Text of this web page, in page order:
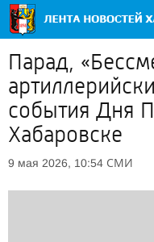
Парад,
события Дня
Хабаровске
9 мая 2026, 10:54 СМИ